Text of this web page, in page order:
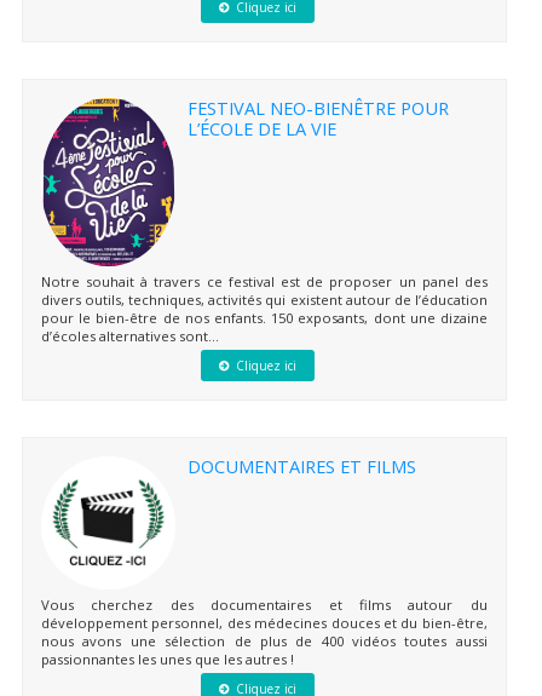
Cliquez ici
FESTIVAL NEO-BIENÊTRE POUR
L’ÉCOLE DE LA VIE
Notre souhait à travers ce festival est de proposer un panel des
divers outils, techniques, activités qui existent autour de l’éducation
pour le bien-être de nos enfants. 150 exposants, dont une dizaine
d’écoles alternatives sont...
Cliquez ici
DOCUMENTAIRES ET FILMS
Vous cherchez des documentaires et films autour du
développement personnel, des médecines douces et du bien-être,
nous avons une sélection de plus de 400 vidéos toutes aussi
passionnantes les unes que les autres !
Cliquez ici